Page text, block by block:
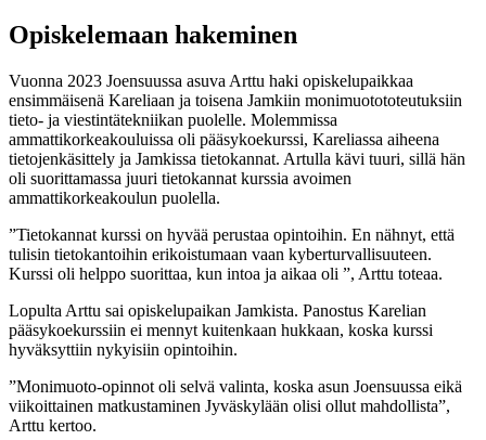
Opiskelemaan hakeminen
Vuonna 2023 Joensuussa asuva Arttu haki opiskelupaikkaa
ensimmäisenä Kareliaan ja toisena Jamkiin monimuotototeutuksiin
tieto- ja viestintätekniikan puolelle. Molemmissa
ammattikorkeakouluissa oli pääsykoekurssi, Kareliassa aiheena
tietojenkäsittely ja Jamkissa tietokannat. Artulla kävi tuuri, sillä hän
oli suorittamassa juuri tietokannat kurssia avoimen
ammattikorkeakoulun puolella.
”Tietokannat kurssi on hyvää perustaa opintoihin. En nähnyt, että
tulisin tietokantoihin erikoistumaan vaan kyberturvallisuuteen.
Kurssi oli helppo suorittaa, kun intoa ja aikaa oli ”, Arttu toteaa.
Lopulta Arttu sai opiskelupaikan Jamkista. Panostus Karelian
pääsykoekurssiin ei mennyt kuitenkaan hukkaan, koska kurssi
hyväksyttiin nykyisiin opintoihin.
”Monimuoto-opinnot oli selvä valinta, koska asun Joensuussa eikä
viikoittainen matkustaminen Jyväskylään olisi ollut mahdollista”,
Arttu kertoo.